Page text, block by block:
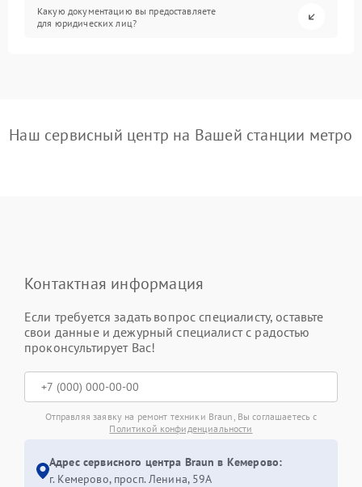
Какую документацию вы предоставляете
для юридических лиц?
Наш сервисный центр на Вашей станции метро
Контактная информация
Если требуется задать вопрос специалисту, оставьте
свои данные и дежурный специалист с радостью
проконсультирует Вас!
Отправляя заявку на ремонт техники Braun, Вы соглашаетесь с
Политикой конфиденциальности
Адрес сервисного центра Braun в Кемерово:
г. Кемерово, просп. Ленина, 59А